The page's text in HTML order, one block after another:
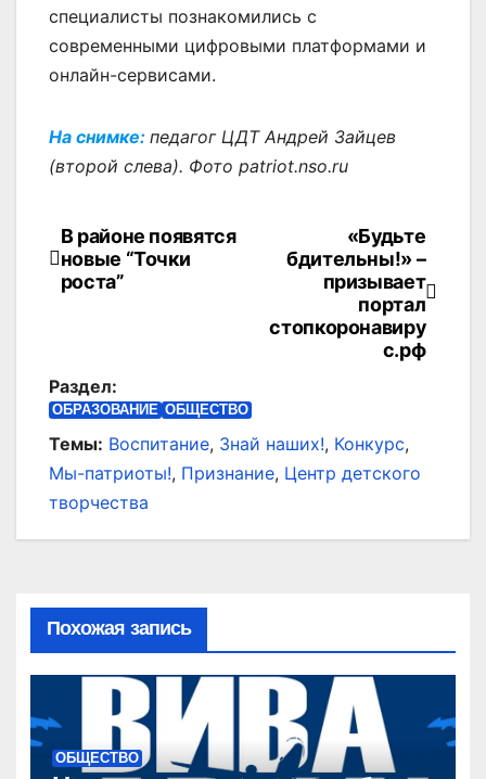
специалисты познакомились с
современными цифровыми платформами и
онлайн-сервисами.
На снимке: педагог ЦДТ Андрей Зайцев
(второй слева). Фото patriot.nso.ru
Навигация
по
«Будьте
бдительны!» –
призывает
портал
стопкоронавиру
с.рф
В районе появятся
новые “Точки
роста”
Раздел:
ОБРАЗОВАНИЕ ОБЩЕСТВО
Темы: Воспитание, Знай наших!, Конкурс,
Мы-патриоты!, Признание, Центр детского
творчества
Похожая запись
ОБЩЕСТВО